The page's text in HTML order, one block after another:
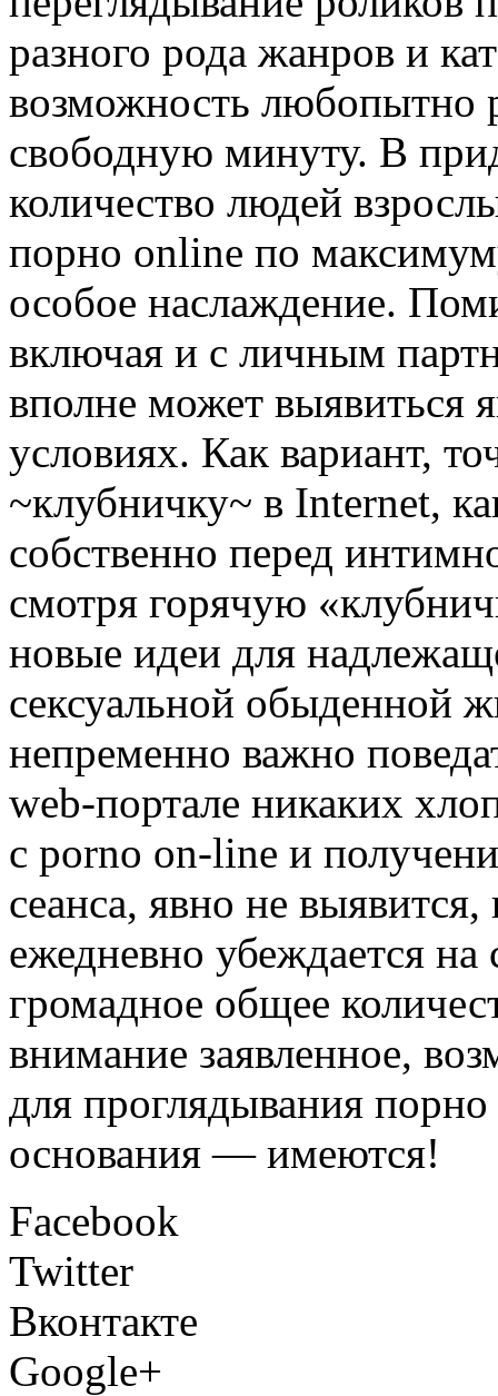
разного рода жанров и
возможность любопытно
свободную минуту. В
количество людей
порно online по
особое наслаждение.
включая и с личным
вполне может выявиться
условиях. Как вариант,
~клубничку~ в Internet,
собственно перед
смотря горячую
новые идеи для
сексуальной обыденной
непременно важно
web-портале никаких
с porno on-line и
сеанса, явно не
ежедневно убеждается
громадное общее
внимание заявленное,
для проглядывания
основания — имеются!
Facebook
Twitter
Вконтакте
Google+